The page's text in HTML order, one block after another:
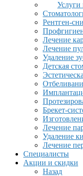
Рентген-
Лечение
Лечение
Удаление
Детская
Брекет-
Лечение
Удаление
Лечение
Специалисты
Акции и скидки
Назад